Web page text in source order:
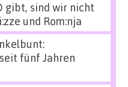
gibt, sind wir nicht
und Rom:nja
fünf Jahren